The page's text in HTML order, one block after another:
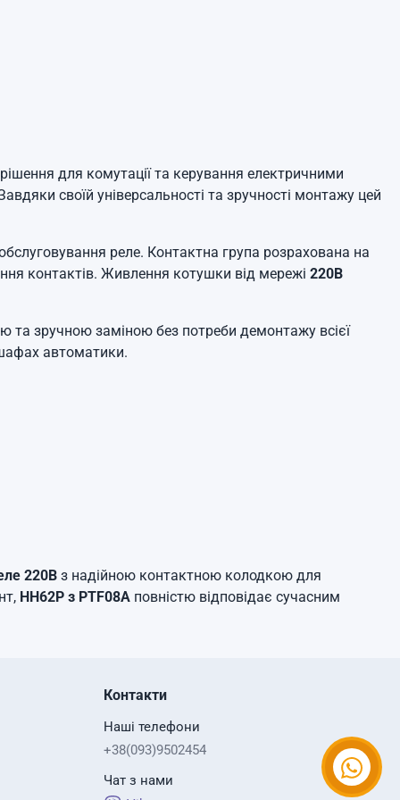
для комутації та керування електричними
своїй універсальності та зручності монтажу цей
реле. Контактна група розрахована на
контактів. Живлення котушки від мережі 220В
та зручною заміною без потреби демонтажу всієї
автоматики.
220В з надійною контактною колодкою для
HH62P з PTF08A повністю відповідає сучасним
Контакти
Наші телефони
+38(093)9502454
Чат з нами